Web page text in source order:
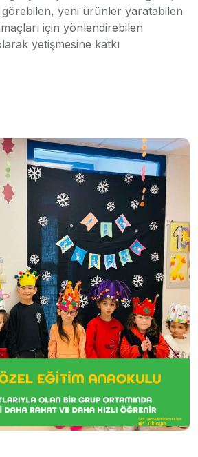
görebilen, yeni ürünler yaratabilen
için yönlendirebilen
yetişmesine katkı